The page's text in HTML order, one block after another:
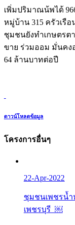
เพิ่มปริมาณน้พได้
หมู่บ้าน 315 ครัวเรื
ชุมชนยังทำเกษตร
ขาย ร่วมออม มั่นคง
64 ล้านบาทต่อปี
ดาวน์โหลดข้อมูล
โครงการอื่นๆ
22-Apr-2022
ชุมชนเพชรน้ำ
เพชรบุรี ￼